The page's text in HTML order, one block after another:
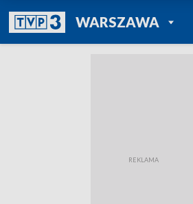
WARSZAWAPOWRÓT DO
TVP REGIONY